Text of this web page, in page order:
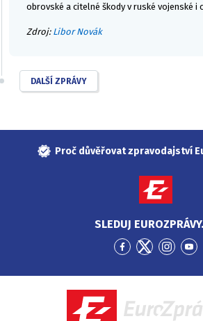
obrovské a citelné škody v ruské vojenské i
Zdroj: Libor Novák
DALŠÍ ZPRÁVY
Proč důvěřovat zpravodajství
SLEDUJ
Přejít
Facebook
Přejít
Twitter
Přejít
EuroZprávy.cz